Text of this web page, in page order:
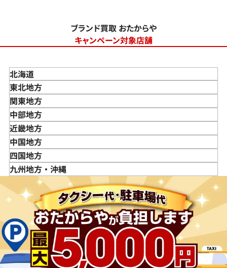
ブランド買取 おたからや
キャンペーン対象店舗
北海道
東北地方
青森県
岩手県
宮城県
秋田県
山形県
福島県
関東地方
東京都
神奈川県
埼玉県
千葉県
茨城県
栃木県
群馬県
中部地方
新潟県
富山県
石川県
山梨県
長野県
岐阜県
静岡県
愛知県
近畿地方
三重県
滋賀県
京都府
兵庫県
奈良県
和歌山県
中国地方
鳥取県
島根県
広島県
山口県
四国地方
徳島県
愛媛県
九州地方・沖縄
佐賀県
長崎県
熊本県
大分県
宮崎県
鹿児島県